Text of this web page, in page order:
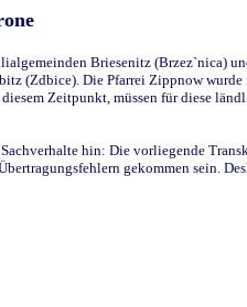
Briesenitz (Brzez`nica)
(Zdbice). Die Pfarrei Zippnow
Zeitpunkt, müssen für diese
hin: Die vorliegende
gekommen sein.